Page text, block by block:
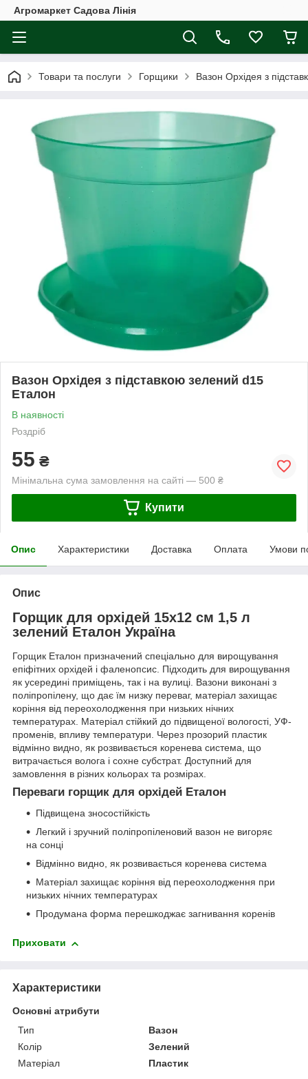
Агромаркет Садова Лінія
Товари та послуги Горщики Вазон Орхідея з
Вазон Орхідея з підставкою зелений d15
Еталон
В наявності
Роздріб
55 ₴
Мінімальна сума замовлення на сайті — 500 ₴
Купити
Опис Характеристики Доставка Оплата Умови
Опис
Горщик для орхідей 15х12 см 1,5 л
зелений Еталон Україна
Горщик Еталон призначений спеціально для вирощування
епіфітних орхідей і фаленопсис. Підходить для вирощування
як усередині приміщень, так і на вулиці. Вазони виконані з
поліпропілену, що дає їм низку переваг, матеріал захищає
коріння від переохолодження при низьких нічних
температурах. Матеріал стійкий до підвищеної вологості, УФ-
променів, впливу температури. Через прозорий пластик
відмінно видно, як розвивається коренева система, що
витрачається волога і сохне субстрат. Доступний для
замовлення в різних кольорах та розмірах.
Переваги горщик для орхідей Еталон
Підвищена зносостійкість
Легкий і зручний поліпропіленовий вазон не вигоряє
на сонці
Відмінно видно, як розвивається коренева система
Матеріал захищає коріння від переохолодження при
низьких нічних температурах
Продумана форма перешкоджає загнивання коренів
Приховати
Характеристики
Основні атрибути
Тип
Вазон
Колір
Зелений
Матеріал
Пластик